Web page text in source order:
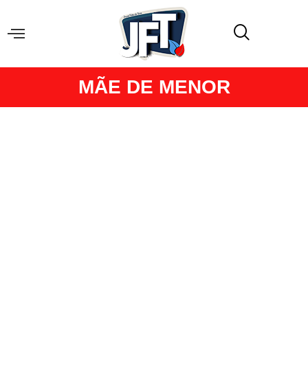
MÃE DE MENOR